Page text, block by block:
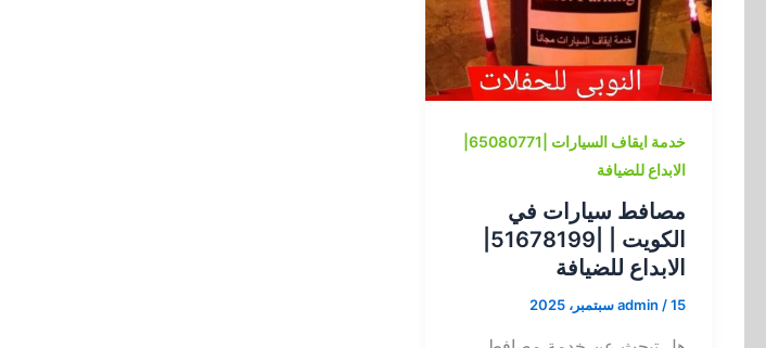
الابداع للضيافة
مصافط سيارات في
الابداع للضيافة
admin /15 سبتمبر، 2025